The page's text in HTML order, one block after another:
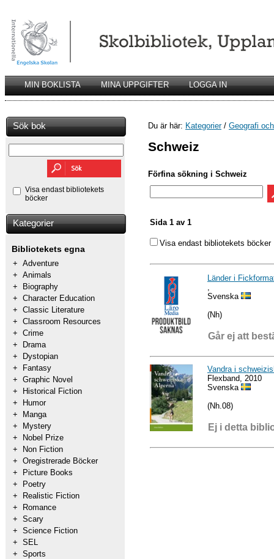
MIN BOKLISTA MINA UPPGIFTER LOGGA IN
Sök bok
Visa endast bibliotekets
böcker
Kategorier
Bibliotekets egna
+ Adventure
+ Animals
+
Biography
+ Character Education
+ Classic Literature
+ Classroom Resources
+ Crime
+
Drama
+
Dystopian
+
Fantasy
+ Graphic Novel
+
Historical Fiction
+
Humor
+
Manga
+
Mystery
+
Nobel Prize
+
Non Fiction
+ Oregistrerade Böcker
+
Picture Books
+
Poetry
+
Realistic Fiction
+
Romance
+ Scary
+ Science Fiction
+ SEL
+ Sports
Du är här: Kategorier/ Geografi
Schweiz
Förfina sökning i Schweiz
Sida 1 av 1
Visa endast bibliotekets böcker
Länder i
Svenska
(Nh)
Går ej att
Vandra i
Flexband, 2010
Svenska
(Nh.08)
Ej i detta